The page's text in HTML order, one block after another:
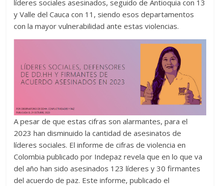
líderes sociales asesinados, seguido de Antioquia con 13
y Valle del Cauca con 11, siendo esos departamentos
con la mayor vulnerabilidad ante estas violencias.
A pesar de que estas cifras son alarmantes, para el
2023 han disminuido la cantidad de asesinatos de
líderes sociales. El informe de cifras de violencia en
Colombia publicado por Indepaz revela que en lo que va
del año han sido asesinados 123 líderes y 30 firmantes
del acuerdo de paz. Este informe, publicado el